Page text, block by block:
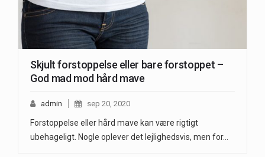
Skjult forstoppelse eller bare forstoppet –
God mad mod hård mave
admin sep 20, 2020
Forstoppelse eller hård mave kan være rigtigt
ubehageligt. Nogle oplever det lejlighedsvis, men for…